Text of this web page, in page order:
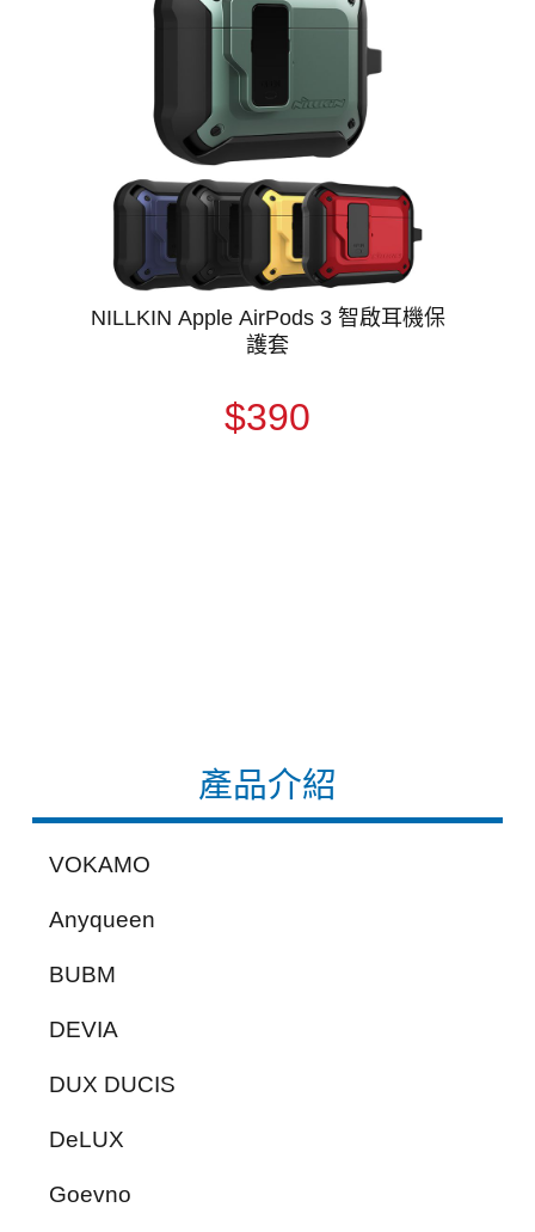
產品介紹
VOKAMO
Anyqueen
BUBM
DEVIA
DUX DUCIS
DeLUX
Goevno
NILLKIN Apple AirPods 3 智啟耳機保
護套
$390